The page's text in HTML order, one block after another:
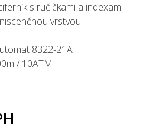
s ručičkami a indexami
vrstvou
8322-21A
/ 10ATM